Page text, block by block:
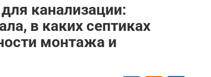
канализации:
в каких септиках
монтажа и